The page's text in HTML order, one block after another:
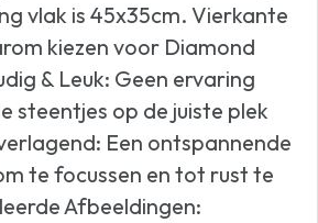
vlak is 45x35cm. Vierkante
kiezen voor Diamond
& Leuk: Geen ervaring
steentjes op de juiste plek
Een ontspannende
te focussen en tot rust te
Afbeeldingen: